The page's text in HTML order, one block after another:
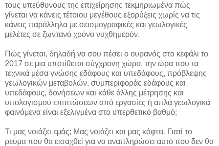
τους υπεύθυνους της επιχείρησης τεκμηριωμένα πώς
γίνεται να κάνεις τέτοιου μεγέθους εξορύξεις χωρίς να τις
κάνεις παράλληλα με σεισμογραφικές και γεωλογικές
μελέτες σε ζωντανό χρόνο νυχθημερόν.
Πώς γίνεται, δηλαδή να σου πέσει ο ουρανός στο κεφάλι το
2017 σε μια υποτίθεται σύγχρονη χώρα, την ώρα που τα
τεχνικά μέσα γνώσης εδάφους και υπεδάφους, πρόβλεψης
γεωλογικών μεταβολών, συμπεριφοράς εδάφους και
υπεδάφους, δονήσεων και κάθε άλλης μέτρησης και
υπολογισμού επιπτώσεων από εργασίες ή απλά γεωλογικά
φαινόμενα είναι εξελιγμένα στο υπερθετικό βαθμό;
Τι μας νοιάζει εμάς; Μας νοιάζει και μας κόφτει. Γιατί το
ρεύμα που θα εισαχθεί για να αναπληρώσει αυτό που δεν θα